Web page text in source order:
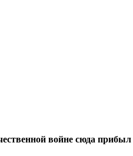
войне сюда